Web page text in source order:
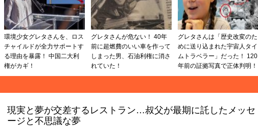
環境少女グレタさんを、ロス
チャイルドが全力サポートす
る理由を暴露！ 中国二大利
権がカギ！
グレタさんが危ない！ 40年
前に超燃費のいい車を作って
しまった男、石油利権に消さ
れていた！
グレタさんは「歴史改変のた
めに送り込まれた宇宙人タイ
ムトラベラー」だった！ 120
年前の証拠写真で正体判明！
現実と夢が交差するレストラン…叔父が最期に託したメッセ
ージと不思議な夢